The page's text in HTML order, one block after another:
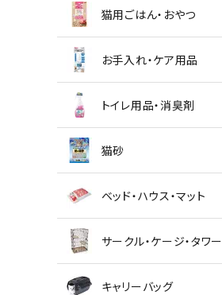
猫用ごはん・おやつ
お手入れ・ケア用品
トイレ用品・消臭剤
猫砂
ベッド・ハウス・マット
サークル・ケージ・タワー
キャリーバッグ